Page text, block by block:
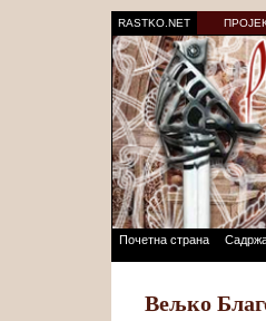
RASTKO.NET
Почетна страна
Вељко